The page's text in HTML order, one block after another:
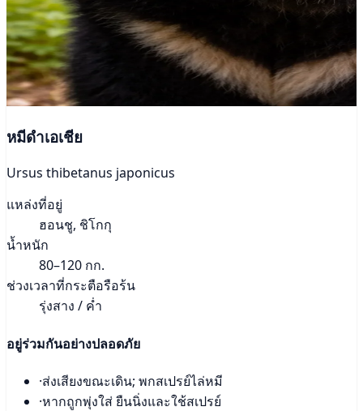
หมีดำเอเชีย
Ursus thibetanus japonicus
แหล่งที่อยู่
ฮอนชู, ชิโกกุ
น้ำหนัก
80–120 กก.
ช่วงเวลาที่กระตือรือร้น
รุ่งสาง / ค่ำ
อยู่ร่วมกันอย่างปลอดภัย
·ส่งเสียงขณะเดิน; พกสเปรย์ไล่หมี
·หากถูกพุ่งใส่ ยืนนิ่งและใช้สเปรย์